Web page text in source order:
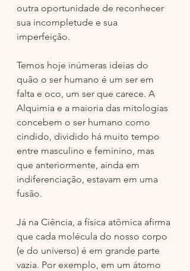
outra oportunidade de reconhecer
sua incompletude e sua
imperfeição.
Temos hoje inúmeras ideias do
quão o ser humano é um ser em
falta e oco, um ser que carece. A
Alquimia e a maioria das mitologias
concebem o ser humano como
cindido, dividido há muito tempo
entre masculino e feminino, mas
que anteriormente, ainda em
indiferenciação, estavam em uma
fusão.
Já na Ciência, a física atômica afirma
que cada molécula do nosso corpo
(e do universo) é em grande parte
vazia. Por exemplo, em um átomo